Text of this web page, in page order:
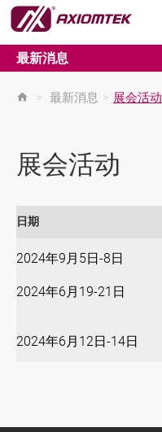
最新消息
> 最新消息 > 展会活动
展会活动
日期
2024年9月5日-8日
2024年6月19-21日
2024年6月12日-14日